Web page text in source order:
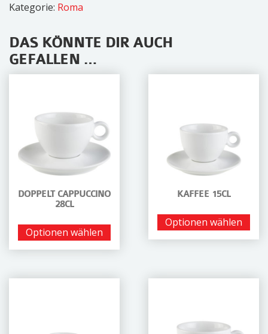
Kategorie: Roma
DAS KÖNNTE DIR AUCH
GEFALLEN …
DOPPELT CAPPUCCINO
28CL
Optionen wählen
KAFFEE 15CL
Optionen wählen